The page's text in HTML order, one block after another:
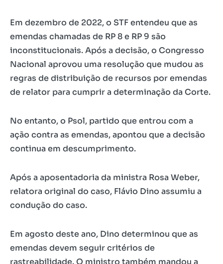
Em dezembro de 2022, o STF entendeu que as
emendas chamadas de RP 8 e RP 9 são
inconstitucionais. Após a decisão, o Congresso
Nacional aprovou uma resolução que mudou as
regras de distribuição de recursos por emendas
de relator para cumprir a determinação da Corte.
No entanto, o Psol, partido que entrou com a
ação contra as emendas, apontou que a decisão
continua em descumprimento.
Após a aposentadoria da ministra Rosa Weber,
relatora original do caso, Flávio Dino assumiu a
condução do caso.
Em agosto deste ano, Dino determinou que as
emendas devem seguir critérios de
rastreabilidade. O ministro também mandou a